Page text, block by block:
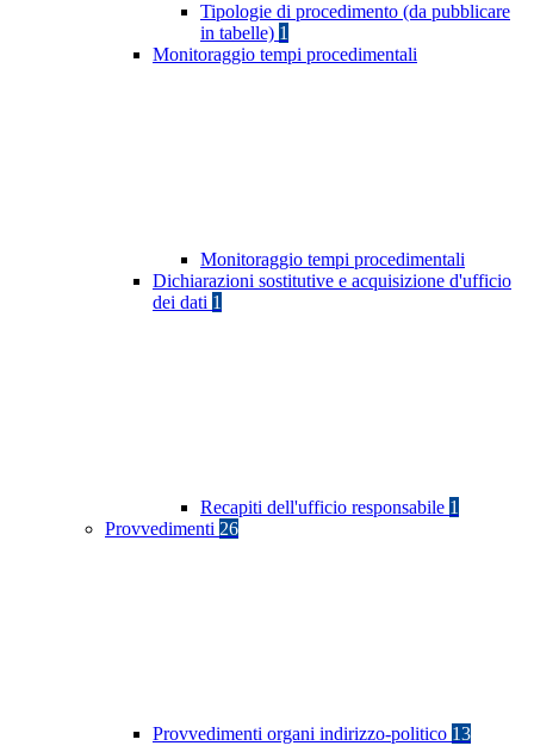
Tipologie di procedimento (da pubblicare
in tabelle) 1
Monitoraggio tempi procedimentali
Monitoraggio tempi procedimentali
Dichiarazioni sostitutive e acquisizione d'ufficio
dei dati 1
Recapiti dell'ufficio responsabile 1
Provvedimenti 26
Provvedimenti organi indirizzo-politico 13